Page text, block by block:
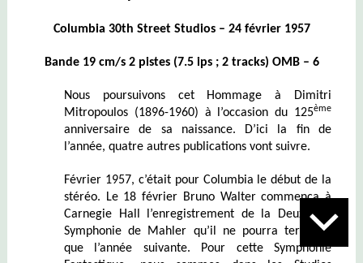
Columbia 30th Street Studios – 24 février 1957
Bande 19 cm/s 2 pistes (7.5 ips ; 2 tracks) OMB – 6
Nous poursuivons cet Hommage à Dimitri
Mitropoulos (1896-1960) à l’occasion du 125ème
anniversaire de sa naissance. D’ici la fin de
l’année, quatre autres publications vont suivre.
Février 1957, c’était pour Columbia le début de la
stéréo. Le 18 février Bruno Walter commença à
Carnegie Hall l’enregistrement de la Deuxième
Symphonie de Mahler qu’il ne pourra terminer
que l’année suivante. Pour cette Symphonie